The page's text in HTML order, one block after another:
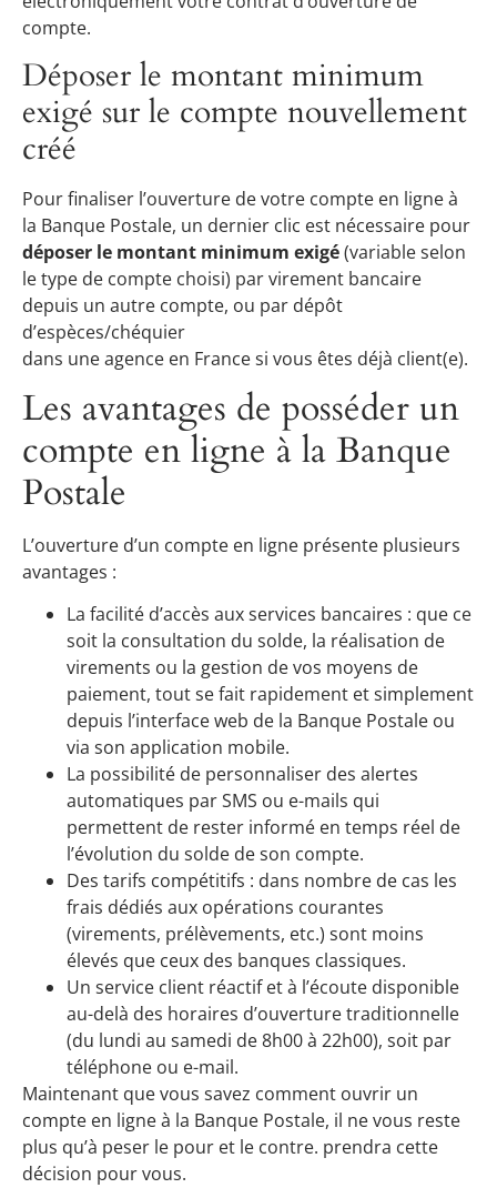
compte.
Déposer le montant minimum
exigé sur le compte nouvellement
créé
Pour finaliser l’ouverture de votre compte en ligne à
la Banque Postale, un dernier clic est nécessaire pour
déposer le montant minimum exigé(variable selon
le type de compte choisi) par virement bancaire
depuis un autre compte, ou par dépôt
d’espèces/chéquier
dans une agence en France si vous êtes déjà client(e).
Les avantages de posséder un
compte en ligne à la Banque
Postale
L’ouverture d’un compte en ligne présente plusieurs
avantages :
La facilité d’accès aux services bancaires : que ce
soit la consultation du solde, la réalisation de
virements ou la gestion de vos moyens de
paiement, tout se fait rapidement et simplement
depuis l’interface web de la Banque Postale ou
via son application mobile.
La possibilité de personnaliser des alertes
automatiques par SMS ou e-mails qui
permettent de rester informé en temps réel de
l’évolution du solde de son compte.
Des tarifs compétitifs : dans nombre de cas les
frais dédiés aux opérations courantes
(virements, prélèvements, etc.) sont moins
élevés que ceux des banques classiques.
Un service client réactif et à l’écoute disponible
au-delà des horaires d’ouverture traditionnelle
(du lundi au samedi de 8h00 à 22h00), soit par
téléphone ou e-mail.
Maintenant que vous savez comment ouvrir un
compte en ligne à la Banque Postale, il ne vous reste
plus qu’à peser le pour et le contre. prendra cette
décision pour vous.